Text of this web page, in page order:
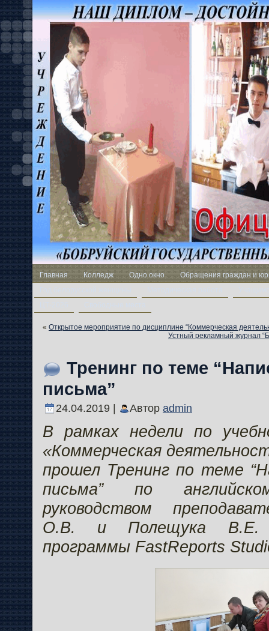
Главная Колледж Одно окно
Обращения граждан и
« Открытое мероприятие по дисциплине “Коммерческая
Устный рекламный журнал
Тренинг по теме
письма”
24.04.2019 | Автор admin
В рамках недели по
«Коммерческая
прошел Тренинг по теме
письма” по
руководством
О.В. и Полещука В.Е.
программы FastReports